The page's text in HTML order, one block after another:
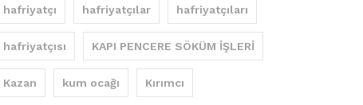
hafriyatçı hafriyatçılar hafriyatçıları
hafriyatçısı KAPI PENCERE SÖKÜM İŞLERİ
Kazan kum ocağı Kırımcı